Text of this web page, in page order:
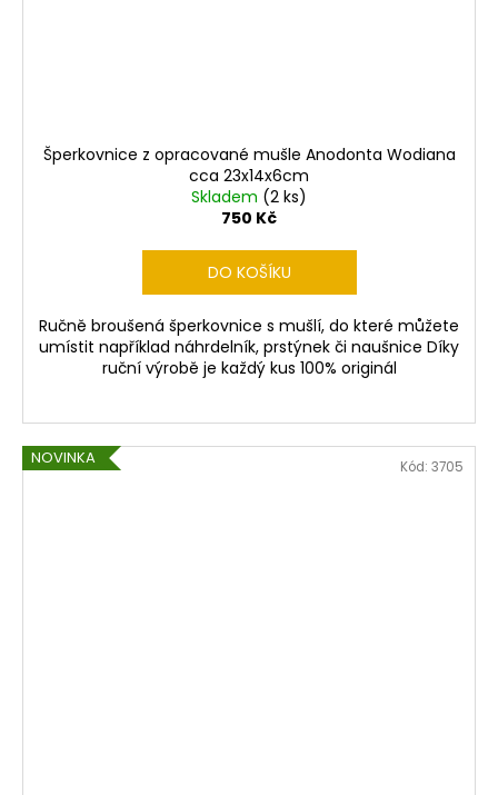
Šperkovnice z opracované mušle Anodonta Wodiana
cca 23x14x6cm
Skladem (2 ks)
750 Kč
DO KOŠÍKU
Ručně broušená šperkovnice s mušlí, do které můžete
umístit například náhrdelník, prstýnek či naušnice Díky
ruční výrobě je každý kus 100% originál
NOVINKA Kód: 3705